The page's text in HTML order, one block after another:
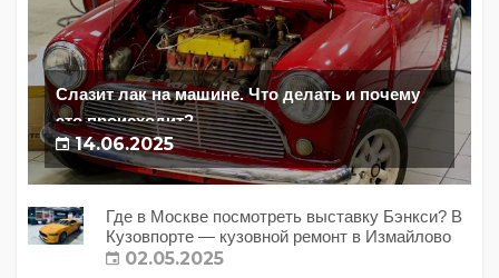
Слазит лак на машине. Что делать и почему
это происходит?
14.06.2025
Где в Москве посмотреть выставку Бэнкси? В
Кузовпорте — кузовной ремонт в Измайлово
02.05.2025